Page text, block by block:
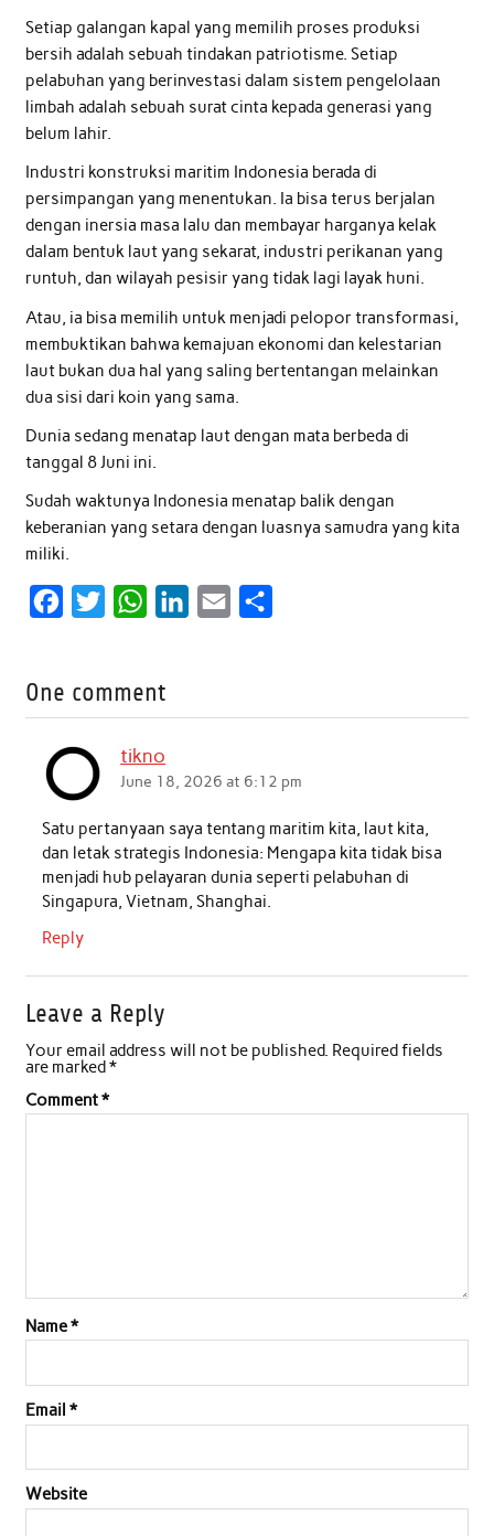
Setiap galangan kapal yang memilih proses produksi
bersih adalah sebuah tindakan patriotisme. Setiap
pelabuhan yang berinvestasi dalam sistem pengelolaan
limbah adalah sebuah surat cinta kepada generasi yang
belum lahir.
Industri konstruksi maritim Indonesia berada di
persimpangan yang menentukan. Ia bisa terus berjalan
dengan inersia masa lalu dan membayar harganya kelak
dalam bentuk laut yang sekarat, industri perikanan yang
runtuh, dan wilayah pesisir yang tidak lagi layak huni.
Atau, ia bisa memilih untuk menjadi pelopor transformasi,
membuktikan bahwa kemajuan ekonomi dan kelestarian
laut bukan dua hal yang saling bertentangan melainkan
dua sisi dari koin yang sama.
Dunia sedang menatap laut dengan mata berbeda di
tanggal 8 Juni ini.
Sudah waktunya Indonesia menatap balik dengan
keberanian yang setara dengan luasnya samudra yang kita
miliki.
e
o
k
t
W
t
A
p
n
One comment
tikno
June 18, 2026 at 6:12 pm
Satu pertanyaan saya tentang maritim kita, laut kita,
dan letak strategis Indonesia: Mengapa kita tidak bisa
menjadi hub pelayaran dunia seperti pelabuhan di
Singapura, Vietnam, Shanghai.
Reply
Leave a Reply
Your email address will not be published. Required fields
are marked*
Comment*
Name*
Email *
Website